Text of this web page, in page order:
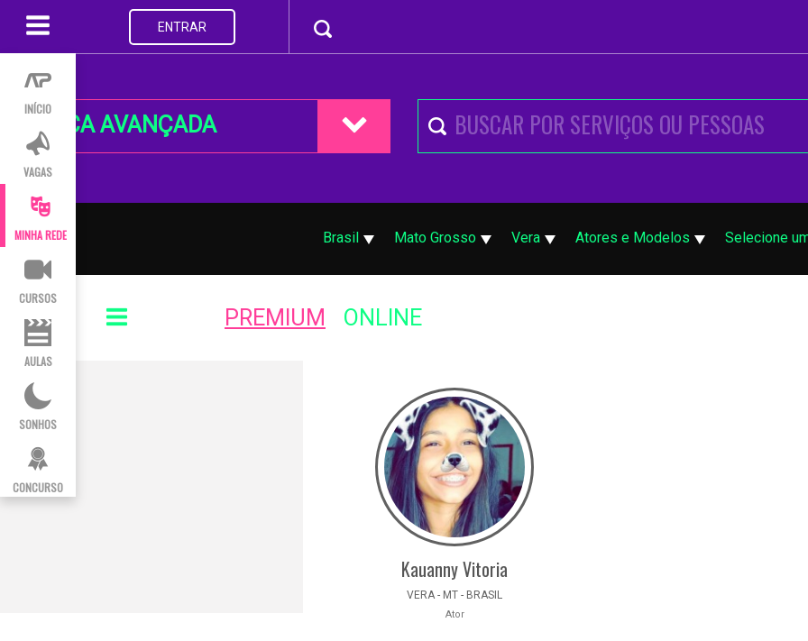
INÍCIO
VAGAS
MINHA REDE
CURSOS
AULAS
SONHOS
CONCURSO
ENTRAR
BUSCA AVANÇADA
Brasil Mato Grosso Vera Atores e Modelos Selecione
PREMIUM ONLINE
Kauanny Vitoria
VERA - MT - BRASIL
Ator